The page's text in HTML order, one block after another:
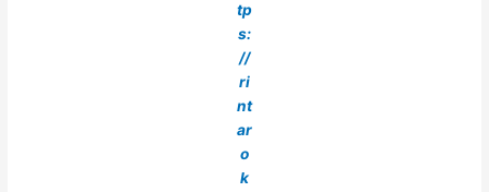
tp
s:
//
ri
nt
ar
o
k